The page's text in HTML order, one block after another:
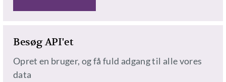
Besøg API'et
Opret en bruger, og få fuld adgang til alle vores
data